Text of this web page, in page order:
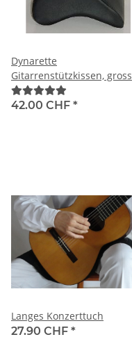
Dynarette
Gitarrenstützkissen, gross
(13cm)
42.00 CHF *
Langes Konzerttuch
27.90 CHF *